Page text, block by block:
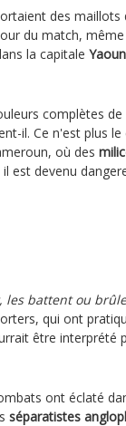
des maillots
du match, même
la capitale
complètes de
il. Ce n'est plus le
où des
est devenu
les battent ou
qui ont
être interprété
ont éclaté
séparatistes